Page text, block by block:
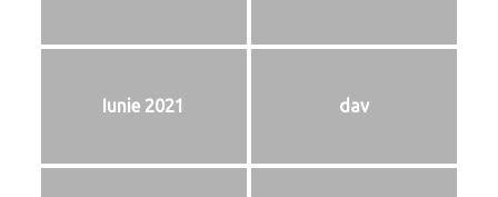
Iunie 2021 dav